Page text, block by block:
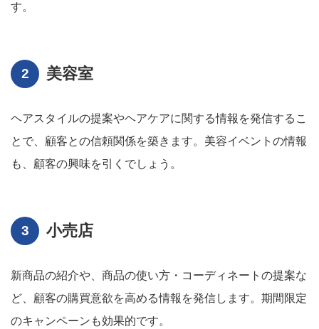
す。
美容室
ヘアスタイルの提案やヘアケアに関する情報を発信するこ
とで、顧客との信頼関係を築きます。美容イベントの情報
も、顧客の興味を引くでしょう。
小売店
新商品の紹介や、商品の使い方・コーディネートの提案な
ど、顧客の購買意欲を高める情報を発信します。期間限定
のキャンペーンも効果的です。